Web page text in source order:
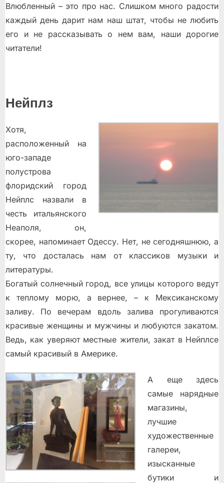
Влюбленный – это про нас. Слишком много радости
каждый день дарит нам наш штат, чтобы не любить
его и не рассказывать о нем вам, наши дорогие
читатели!
Нейплз
Хотя,
расположенный на
юго-западе
полустрова
флоридский город
Нейплс назвали в
честь итальянского
Неаполя, он,
скорее, напоминает Одессу. Нет, не сегодняшнюю, а
ту, что досталась нам от классиков музыки и
литературы.
Богатый солнечный город, все улицы которого ведут
к теплому морю, а вернее, – к Мексиканскому
заливу. По вечерам вдоль залива прогуливаются
красивые женщины и мужчины и любуются закатом.
Ведь, как уверяют местные жители, закат в Нейплсе
самый красивый в Америке.
А еще здесь
самые нарядные
магазины,
лучшие
художественные
галереи,
изысканные
бутики и